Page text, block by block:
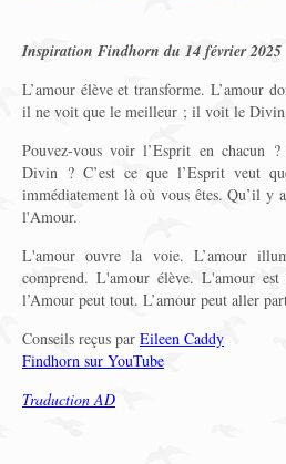
Inspiration Findhorn du 14 février 2025
L’amour élève et transforme. L’amour
il ne voit que le meilleur ; il voit le Divin
Pouvez-vous voir l’Esprit en chacun
Divin ? C’est ce que l’Esprit veut
immédiatement là où vous êtes. Qu’il
l'Amour.
L'amour ouvre la voie. L’amour
comprend. L'amour élève. L'amour
l’Amour peut tout. L’amour peut aller
Conseils reçus par Eileen Caddy
Findhorn sur YouTube
Traduction AD